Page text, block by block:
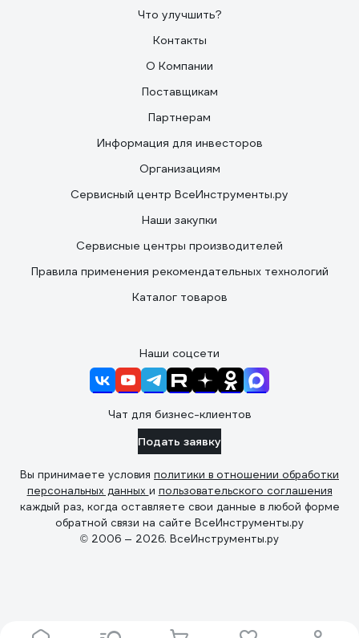
Что улучшить?
Контакты
О Компании
Поставщикам
Партнерам
Информация для инвесторов
Организациям
Сервисный центр ВсеИнструменты.ру
Наши закупки
Сервисные центры производителей
Правила применения рекомендательных технологий
Каталог товаров
Наши соцсети
Чат для бизнес-клиентов
Подать заявку
Вы принимаете условия политики в отношении обработки
персональных данных и пользовательского соглашения
каждый раз, когда оставляете свои данные в любой форме
обратной связи на сайте ВсеИнструменты.ру
© 2006 — 2026. ВсеИнструменты.ру